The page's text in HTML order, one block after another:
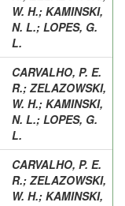
W. H.; KAMINSKI,
N. L.; LOPES, G.
L.
CARVALHO, P. E.
R.; ZELAZOWSKI,
W. H.; KAMINSKI,
N. L.; LOPES, G.
L.
CARVALHO, P. E.
R.; ZELAZOWSKI,
W. H.; KAMINSKI,